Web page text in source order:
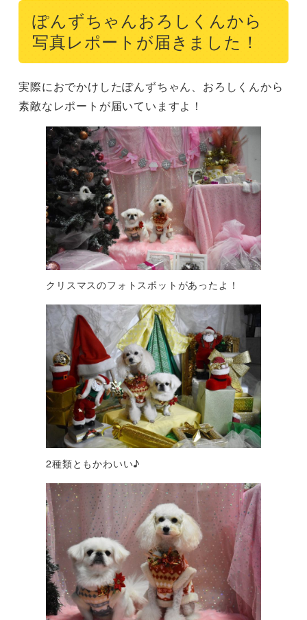
ぽんずちゃんおろしくんから
写真レポートが届きました！
実際におでかけしたぽんずちゃん、おろしくんから
素敵なレポートが届いていますよ！
クリスマスのフォトスポットがあったよ！
2種類ともかわいい♪